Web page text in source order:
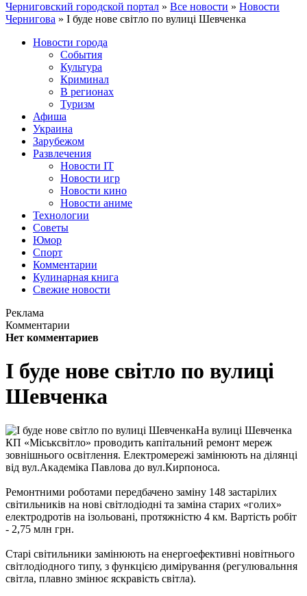
Черниговский городской портал » Все новости » Новости
Чернигова » І буде нове світло по вулиці Шевченка
Новости города
События
Культура
Криминал
В регионах
Туризм
Афиша
Украина
Зарубежом
Развлечения
Новости IT
Новости игр
Новости кино
Новости аниме
Технологии
Советы
Юмор
Спорт
Комментарии
Кулинарная книга
Свежие новости
Реклама
Комментарии
Нет комментариев
І буде нове світло по вулиці
Шевченка
На вулиці Шевченка
КП «Міськсвітло» проводить капітальний ремонт мереж
зовнішнього освітлення. Електромережі замінюють на ділянці
від вул.Академіка Павлова до вул.Кирпоноса.
Ремонтними роботами передбачено заміну 148 застарілих
світильників на нові світлодіодні та заміна старих «голих»
електродротів на ізольовані, протяжністю 4 км. Вартість робіт
- 2,75 млн грн.
Старі світильники замінюють на енергоефективні новітнього
світлодіодного типу, з функцією димірування (регулювальння
світла, плавно змінює яскравість світла).